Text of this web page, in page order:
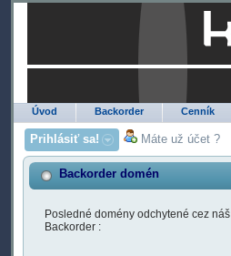
Úvod Backorder Cenník
Prihlásiť sa! Máte už účet ?
Backorder domén
Posledné domény odchytené cez náš
Backorder :